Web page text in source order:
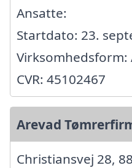
Ansatte:
Startdato: 23.
Virksomhedsform:
CVR: 45102467
Arevad
Christiansvej 28,